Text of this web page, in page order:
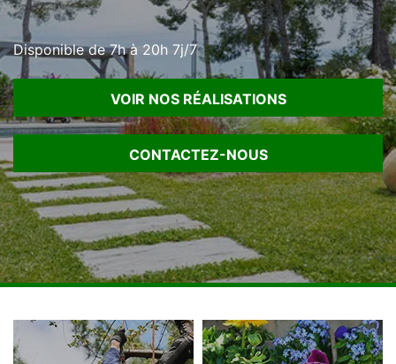
Disponible de 7h à 20h 7j/7
VOIR NOS RÉALISATIONS
CONTACTEZ-NOUS